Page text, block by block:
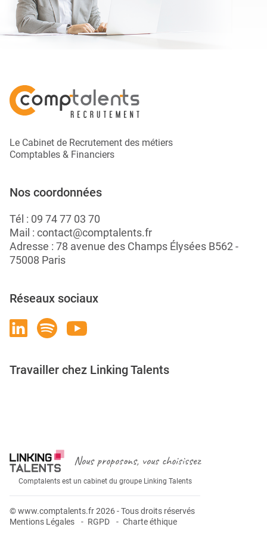
Le Cabinet de Recrutement des métiers
Comptables & Financiers
Nos coordonnées
Tél : 09 74 77 03 70
Mail : contact@comptalents.fr
Adresse : 78 avenue des Champs Élysées B562 -
75008 Paris
Réseaux sociaux
Travailler chez Linking Talents
Nous proposons, vous choisissez
Comptalents est un cabinet du groupe Linking Talents
© www.comptalents.fr 2026 - Tous droits réservés
Mentions Légales
RGPD Charte éthique